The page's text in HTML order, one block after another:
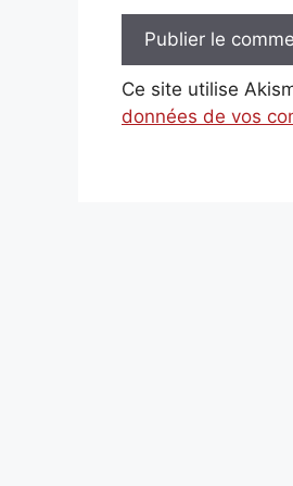
Ce site utilise
données de vos